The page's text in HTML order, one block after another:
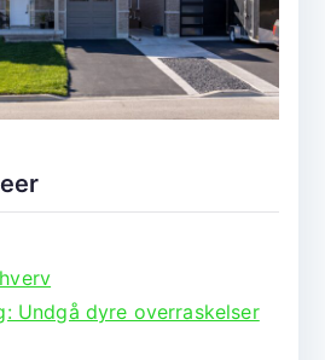
Undgå dyre overraskelser